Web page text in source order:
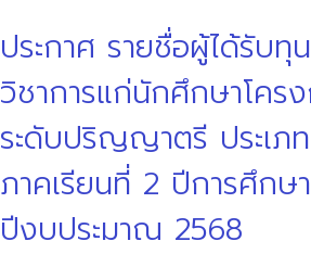
ประกาศ รายชื่อผู้ได้รับ
วิชาการแก่นักศึกษาโคร
ระดับปริญญาตรี ประเภ
ภาคเรียนที่ 2 ปีการศึกษ
ปีงบประมาณ 2568